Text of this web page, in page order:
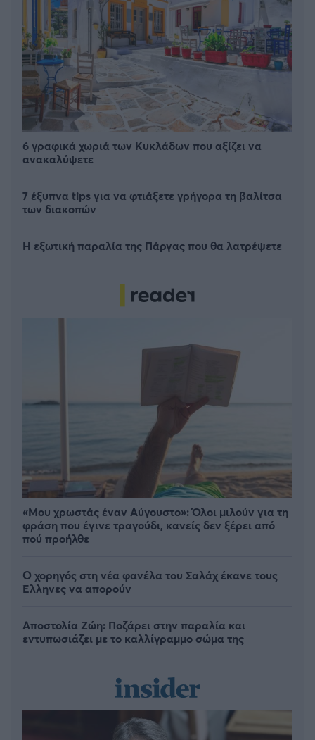
6 γραφικά χωριά των Κυκλάδων που αξίζει να
ανακαλύψετε
7 έξυπνα tips για να φτιάξετε γρήγορα τη βαλίτσα
των διακοπών
Η εξωτική παραλία της Πάργας που θα λατρέψετε
«Μου χρωστάς έναν Αύγουστο»: Όλοι μιλούν για τη
φράση που έγινε τραγούδι, κανείς δεν ξέρει από
πού προήλθε
Ο χορηγός στη νέα φανέλα του Σαλάχ έκανε τους
Έλληνες να απορούν
Αποστολία Ζώη: Ποζάρει στην παραλία και
εντυπωσιάζει με το καλλίγραμμο σώμα της